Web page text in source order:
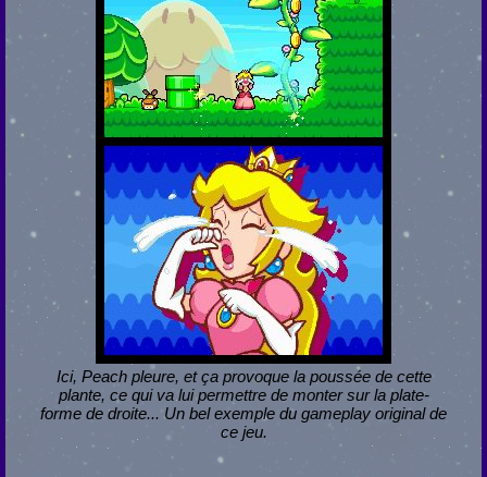
Ici, Peach pleure, et ça provoque la poussée de cette
plante, ce qui va lui permettre de monter sur la plate-
forme de droite... Un bel exemple du gameplay original de
ce jeu.